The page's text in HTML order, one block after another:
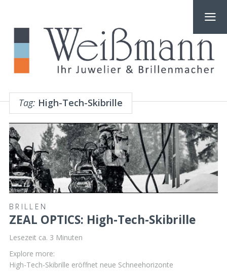
Tag: High-Tech-Skibrille
BRILLEN
ZEAL OPTICS: High-Tech-Skibrille
Lesezeit ca. 3 Minuten
Explore more:
High-Tech-Skibrille eröffnet neue Schneehorizonte